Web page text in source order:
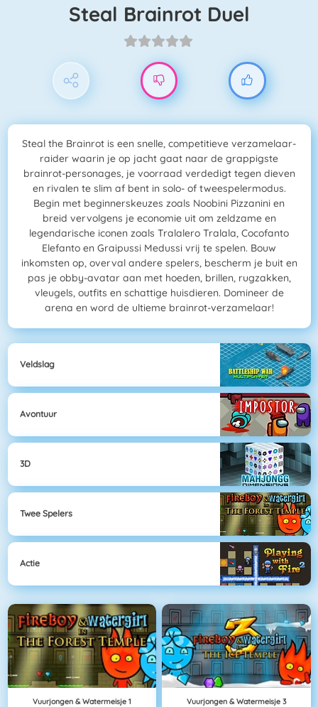
Steal Brainrot Duel
Steal the Brainrot is een snelle, competitieve verzamelaar-
raider waarin je op jacht gaat naar de grappigste
brainrot-personages, je voorraad verdedigt tegen dieven
en rivalen te slim af bent in solo- of tweespelermodus.
Begin met beginnerskeuzes zoals Noobini Pizzanini en
breid vervolgens je economie uit om zeldzame en
legendarische iconen zoals Tralalero Tralala, Cocofanto
Elefanto en Graipussi Medussi vrij te spelen. Bouw
inkomsten op, overval andere spelers, bescherm je buit en
pas je obby-avatar aan met hoeden, brillen, rugzakken,
vleugels, outfits en schattige huisdieren. Domineer de
arena en word de ultieme brainrot-verzamelaar!
Veldslag
Avontuur
3D
Twee Spelers
Actie
Vuurjongen & Watermeisje 1 Vuurjongen & Watermeisje 3